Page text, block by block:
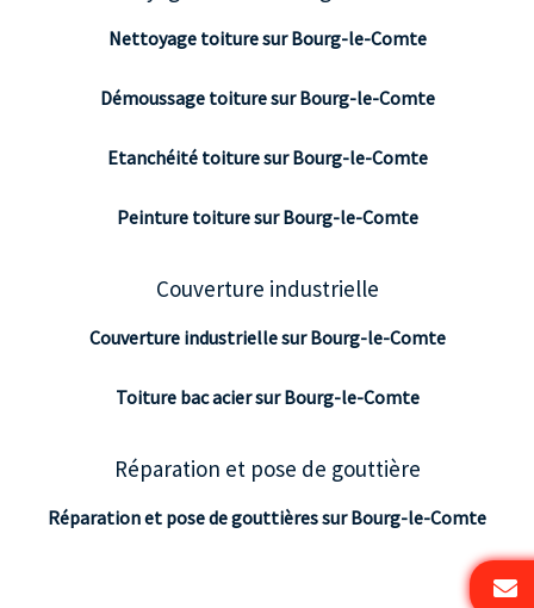
Nettoyage toiture sur Bourg-le-Comte
Démoussage toiture sur Bourg-le-Comte
Etanchéité toiture sur Bourg-le-Comte
Peinture toiture sur Bourg-le-Comte
Couverture industrielle
Couverture industrielle sur Bourg-le-Comte
Toiture bac acier sur Bourg-le-Comte
Réparation et pose de gouttière
Réparation et pose de gouttières sur Bourg-le-Comte